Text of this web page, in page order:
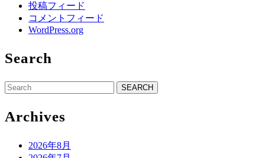
投稿フィード
コメントフィード
WordPress.org
Search
Search
for:
Archives
2026年8月